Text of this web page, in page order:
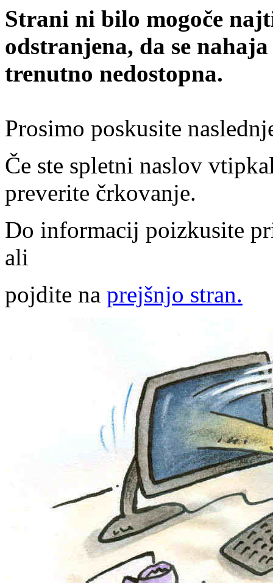
Strani ni bilo mogoče
odstranjena, da se
trenutno nedostopna.
Prosimo poskusite
Če ste spletni naslov
preverite črkovanje.
Do informacij poizkusite
ali
pojdite na prejšnjo stran.